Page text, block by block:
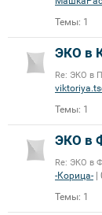
Темы: 1
ЭКО в
Re: ЭКО в
Темы: 1
ЭКО в
Re: ЭКО в
-Корица-
Темы: 1